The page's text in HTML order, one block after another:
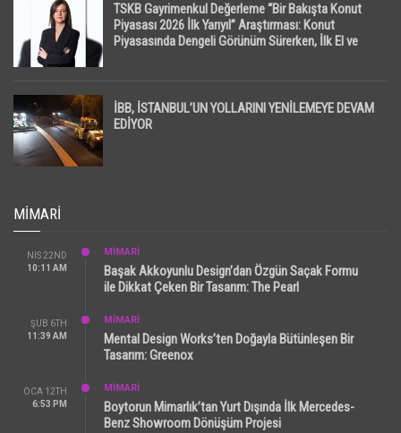
TSKB Gayrimenkul Değerleme “Bir Bakışta Konut
Piyasası 2026 İlk Yarıyıl” Araştırması: Konut
Piyasasında Dengeli Görünüm Sürerken, İlk El ve
İBB, İSTANBUL’UN YOLLARINI YENİLEMEYE DEVAM
EDİYOR
MIMARI
NIS 22ND
10:11 AM
MİMARİ
Başak Akkoyunlu Design’dan Özgün Saçak Formu
ile Dikkat Çeken Bir Tasarım: The Pearl
ŞUB 6TH
11:39 AM
MİMARİ
Mental Design Works’ten Doğayla Bütünleşen Bir
Tasarım: Greenox
OCA 12TH
6:53 PM
MİMARİ
Boytorun Mimarlık’tan Yurt Dışında İlk Mercedes-
Benz Showroom Dönüşüm Projesi